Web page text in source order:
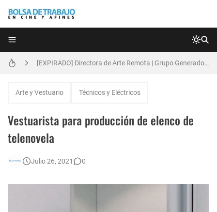
[EXPIRADO] Directora de Arte Remota | Grupo Generadores | Bolsa de Trabajo en Cine y Afines
Arte y Vestuario Técnicos y Eléctricos
Vestuarista para producción de elenco de
telenovela
Julio 26, 2021 0